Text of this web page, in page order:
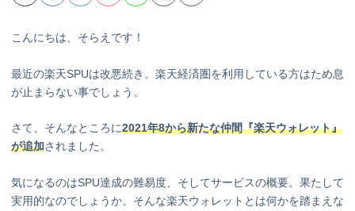
こんにちは、そらえです！
最近の楽天SPUは改悪続き。楽天経済圏を利用している方はため息
が止まらない事でしょう。
さて、そんなところに2021年8から新たな仲間『楽天ウォレット』
が追加されました。
気になるのはSPU達成の難易度、そしてサービスの概要。果たして
実用的なのでしょうか。そんな楽天ウォレットとは何かを踏まえな